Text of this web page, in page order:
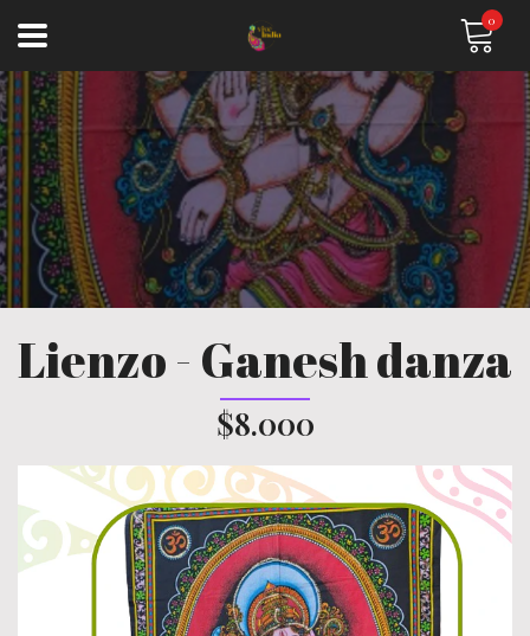
0
Lienzo - Ganesh danza
$8.000